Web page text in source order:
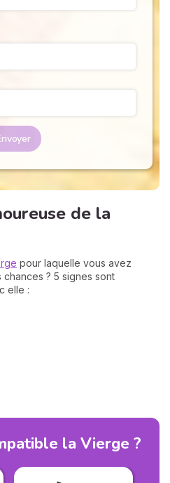
de la
pour laquelle vous avez
? 5 signes sont
elle :
la Vierge ?